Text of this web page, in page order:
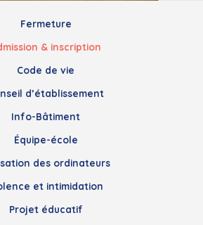
Fermeture
& inscription
Code de vie
d’établissement
Info-Bâtiment
Équipe-école
des ordinateurs
et intimidation
Projet éducatif